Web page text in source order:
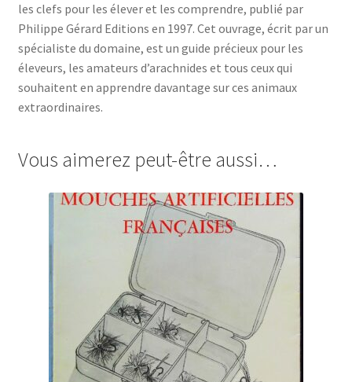
les clefs pour les élever et les comprendre, publié par
Philippe Gérard Editions en 1997. Cet ouvrage, écrit par un
spécialiste du domaine, est un guide précieux pour les
éleveurs, les amateurs d’arachnides et tous ceux qui
souhaitent en apprendre davantage sur ces animaux
extraordinaires.
Vous aimerez peut-être aussi…